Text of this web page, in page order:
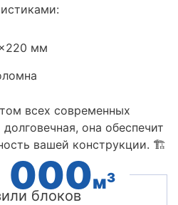
мм
всех современных
она обеспечит
вашей конструкции. 🏗️
000м3
блоков